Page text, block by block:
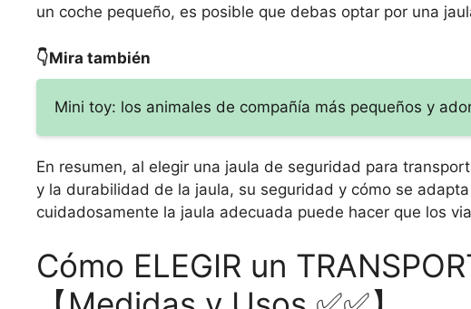
un coche pequeño, es posible que debas optar por una
👇Mira también
Mini toy: los animales de compañía más pequeños y
En resumen, al elegir una jaula de seguridad para
y la durabilidad de la jaula, su seguridad y cómo se
cuidadosamente la jaula adecuada puede hacer que los
Cómo ELEGIR un